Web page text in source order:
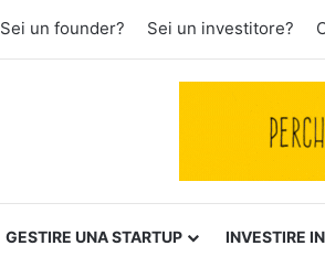
Sei un founder? Sei un investitore?
GESTIRE UNA STARTUP INVESTIRE